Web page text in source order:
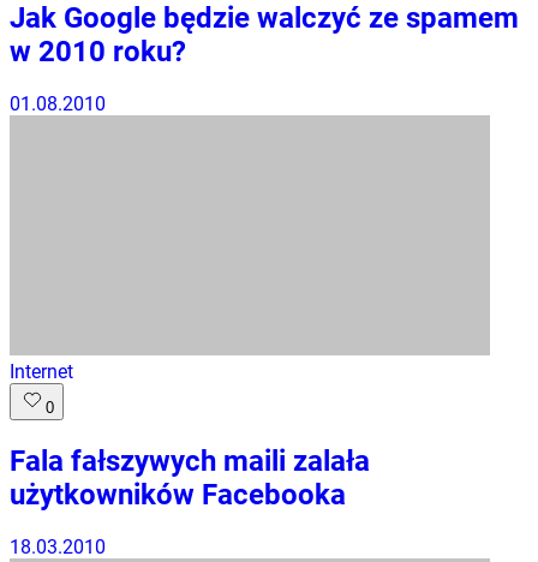
Jak Google będzie walczyć ze spamem
w 2010 roku?
01.08.2010
Internet
0
Fala fałszywych maili zalała
użytkowników Facebooka
18.03.2010